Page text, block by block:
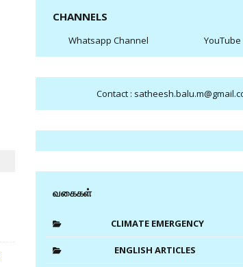
CHANNELS
Whatsapp Channel
Contact :
வகைகள்
CLIMATE EMERGENCY
ENGLISH ARTICLES